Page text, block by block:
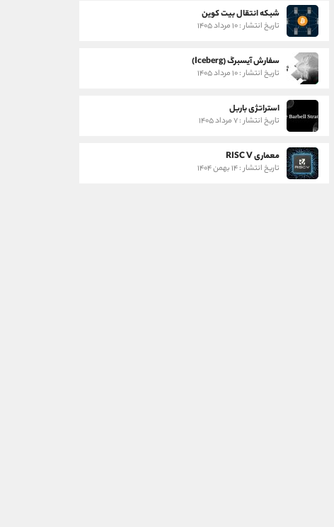
شبکه انتقال بیت کوین
تاریخ انتشار : ۱۰ مرداد ۱۴۰۵
سفارش آیسبرگ (Iceberg)
تاریخ انتشار : ۱۰ مرداد ۱۴۰۵
استراتژی باربل
تاریخ انتشار : ۷ مرداد ۱۴۰۵
معماری RISC V
تاریخ انتشار : ۱۴ بهمن ۱۴۰۴